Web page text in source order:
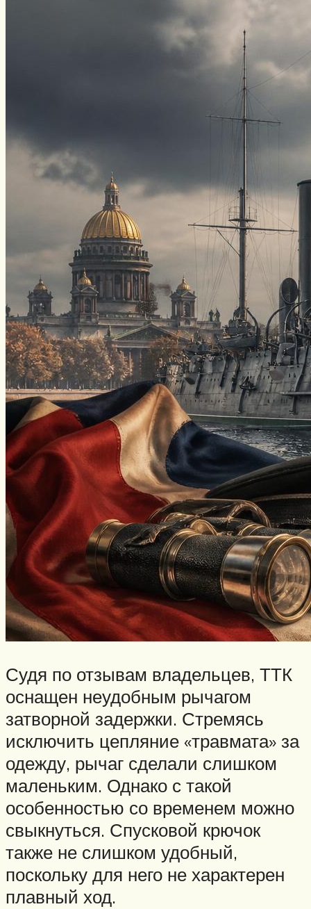
Судя по отзывам владельцев, ТТК
оснащен неудобным рычагом
затворной задержки. Стремясь
исключить цепляние «травмата» за
одежду, рычаг сделали слишком
маленьким. Однако с такой
особенностью со временем можно
свыкнуться. Спусковой крючок
также не слишком удобный,
поскольку для него не характерен
плавный ход.